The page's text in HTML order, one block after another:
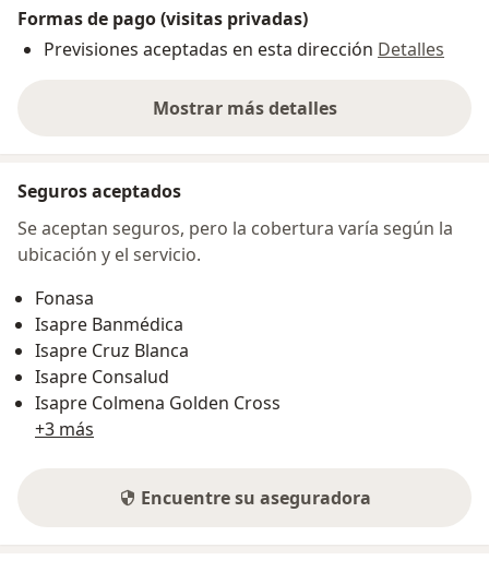
Formas de pago (visitas privadas)
Previsiones aceptadas en esta dirección Detalles
Mostrar más detalles
sobre la dirección
Seguros aceptados
Se aceptan seguros, pero la cobertura varía según la
ubicación y el servicio.
Fonasa
Isapre Banmédica
Isapre Cruz Blanca
Isapre Consalud
Isapre Colmena Golden Cross
+3 más
Encuentre su aseguradora